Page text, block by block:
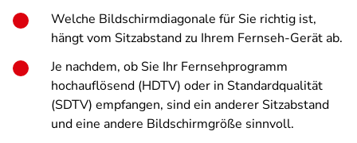
Welche Bildschirmdiagonale für Sie richtig ist,
hängt vom Sitzabstand zu Ihrem Fernseh-Gerät ab.
Je nachdem, ob Sie Ihr Fernsehprogramm
hochauflösend (HDTV) oder in Standardqualität
(SDTV) empfangen, sind ein anderer Sitzabstand
und eine andere Bildschirmgröße sinnvoll.